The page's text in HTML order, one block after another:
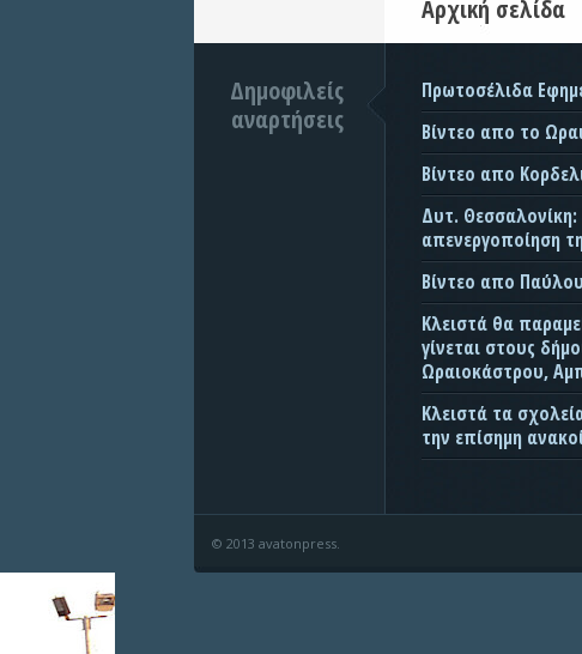
Αρχική σελίδα
Δημοφιλείς
αναρτήσεις
Πρωτοσέλιδα
Βίντεο απο το
Βίντεο απο
Δυτ. Θεσσαλονίκη:
απενεργοποίηση
Βίντεο απο
Κλειστά θα
γίνεται στους
Ωραιοκάστρου,
Κλειστά τα
την επίσημη
© 2013 avatonpress.